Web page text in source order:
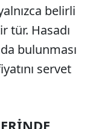
belirli
tür. Hasadı
bulunması
servet